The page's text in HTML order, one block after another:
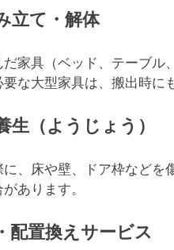
立て・解体
家具（ベッド、テーブル
な大型家具は、搬出時に
生（ようじょう）
に、床や壁、ドア枠などを
あります。
配置換えサービス